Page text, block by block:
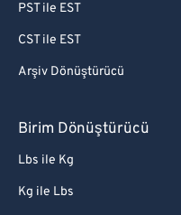
PST ile EST
CST ile EST
Arşiv Dönüştürücü
Birim Dönüştürücü
Lbs ile Kg
Kg ile Lbs